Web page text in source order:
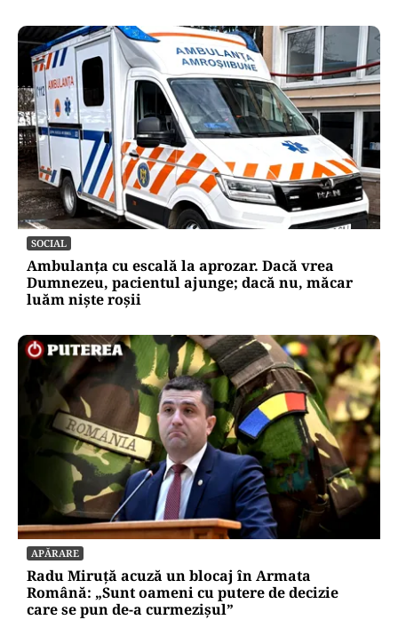
SOCIAL
Ambulanța cu escală la aprozar. Dacă vrea
Dumnezeu, pacientul ajunge; dacă nu, măcar
luăm niște roșii
APĂRARE
Radu Miruță acuză un blocaj în Armata
Română: „Sunt oameni cu putere de decizie
care se pun de-a curmezișul”